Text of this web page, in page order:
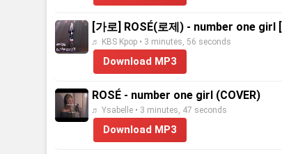
[가로] ROSÉ(로제) - number one girl
♬ KBS Kpop • 3 minutes, 56 seconds
Download MP3
ROSÉ - number one girl (COVER)
♬ Ysabelle • 3 minutes, 47 seconds
Download MP3